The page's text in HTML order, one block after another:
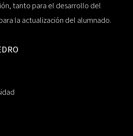
tanto para el desarrollo del
la actualización del alumnado.